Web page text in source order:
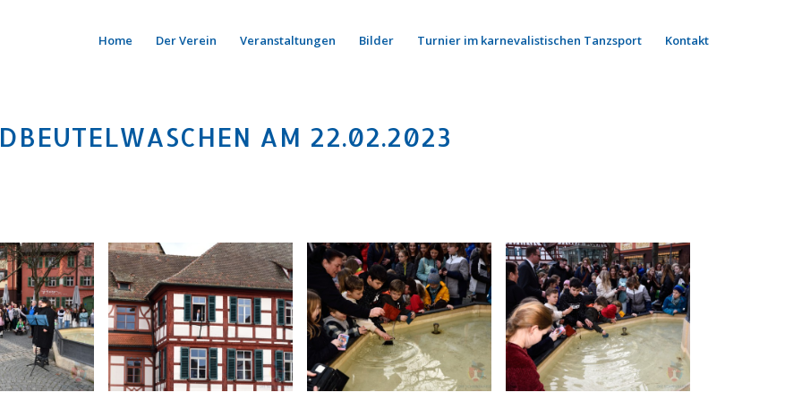
Home Der Verein Veranstaltungen Bilder Turnier im karnevalistischen Tanzsport Kontakt
AM 22.02.2023